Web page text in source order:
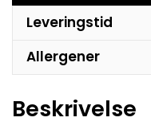
Leveringstid
Allergener
Beskrivelse